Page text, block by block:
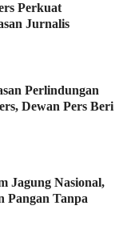
Perkuat
Jurnalis
Perlindungan
Dewan Pers Beri
Jagung Nasional,
Pangan Tanpa